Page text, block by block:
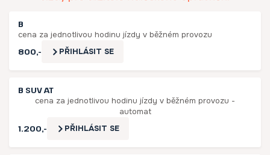
B
cena za jednotlivou hodinu jízdy v běžném provozu
800,- PŘIHLÁSIT SE
B SUV AT
cena za jednotlivou hodinu jízdy v běžném provozu -
automat
1.200,- PŘIHLÁSIT SE